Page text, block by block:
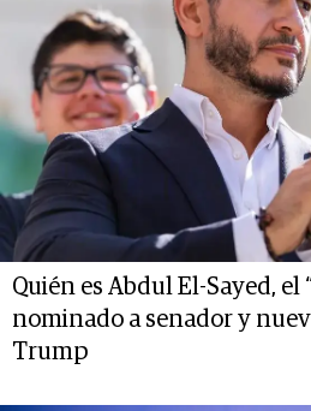
Quién es Abdul El-Sayed, el
nominado a senador y
Trump